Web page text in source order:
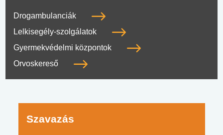
Drogambulanciák
Lelkisegély-szolgálatok
Gyermekvédelmi központok
Orvoskereső
Szavazás